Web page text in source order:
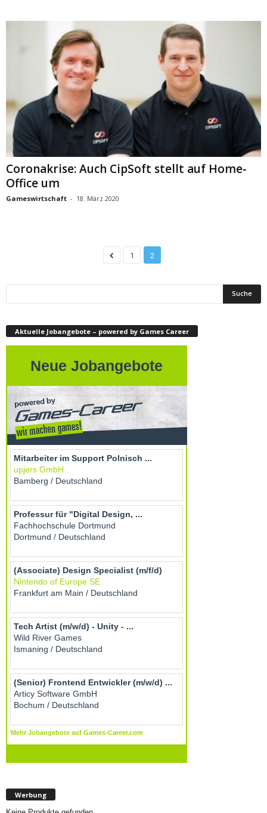
Coronakrise: Auch CipSoft stellt auf Home-
Office um
Gameswirtschaft - 18. März 2020
1 2
Aktuelle Jobangebote – powered by Games Career
Werbung